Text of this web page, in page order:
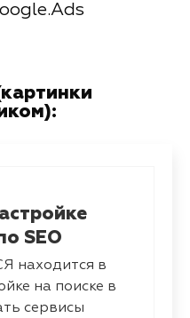
SEO
находится в
на поиске в
сервисы